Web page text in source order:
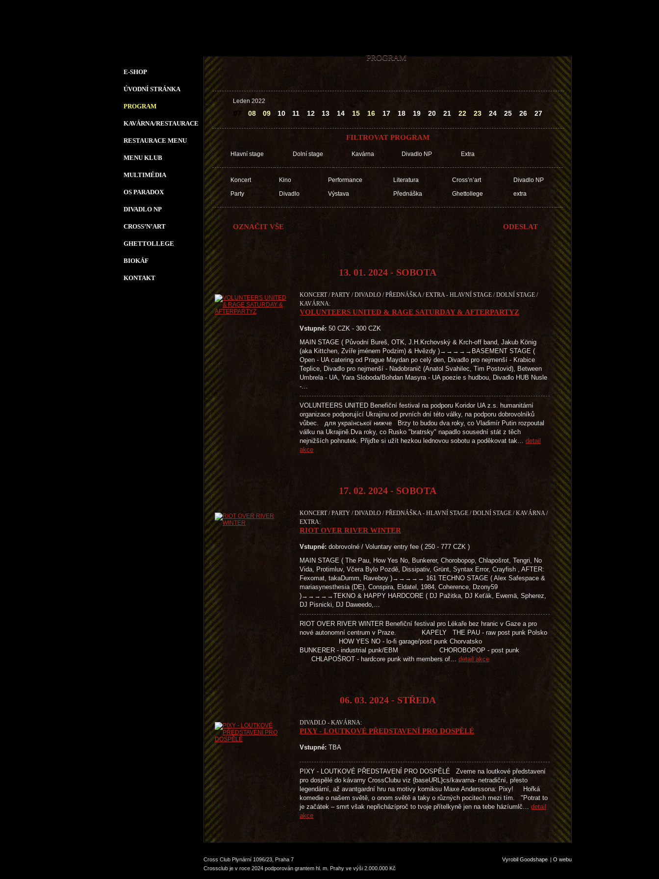
E-SHOP
ÚVODNÍ STRÁNKA
PROGRAM
KAVÁRNA/RESTAURACE
RESTAURACE MENU
MENU KLUB
MULTIMÉDIA
OS PARADOX
DIVADLO NP
CROSS’N’ART
GHETTOLLEGE
BIOKÁF
KONTAKT
PROGRAM
Leden 2022
07 08 09 10 11 12 13 14 15 16 17 18 19 20 21 22 23 24 25 26 27
FILTROVAT PROGRAM
Hlavní stage Dolní stage Kavárna Divadlo NP Extra
Koncert
Party
Kino
Divadlo
Performance
Výstava
Literatura
Přednáška
Cross’n’art
Ghettollege
Divadlo NP
extra
OZNAČIT VŠE
13. 01. 2024 - SOBOTA
KONCERT / PARTY / DIVADLO / PŘEDNÁŠKA / EXTRA - HLAVNÍ STAGE / DOLNÍ STAGE /
KAVÁRNA:
VOLUNTEERS UNITED & RAGE SATURDAY & AFTERPARTYZ
Vstupné: 50 CZK - 300 CZK
MAIN STAGE ( Původní Bureš, OTK, J.H.Krchovský & Krch-off band, Jakub König
(aka Kittchen, Zvíře jménem Podzim) & Hvězdy )→→→→→BASEMENT STAGE (
Open - UA catering od Prague Maydan po celý den, Divadlo pro nejmenší - Krabice
Teplice, Divadlo pro nejmenší - Nadobranič (Anatol Svahilec, Tim Postovid), Between
Umbrela - UA, Yara Sloboda/Bohdan Masyra - UA poezie s hudbou, Divadlo HUB Nusle
-…
VOLUNTEERS UNITED Benefiční festival na podporu Koridor UA z.s. humanitární
organizace podporující Ukrajinu od prvních dní této války, na podporu dobrovolníků
vůbec. для української нижче Brzy to budou dva roky, co Vladimír Putin rozpoutal
válku na Ukrajině.Dva roky, co Rusko "bratrsky" napadlo sousední stát z těch
nejnižších pohnutek. Přijďte si užít hezkou lednovou sobotu a poděkovat tak… detail
akce
17. 02. 2024 - SOBOTA
KONCERT / PARTY / DIVADLO / PŘEDNÁŠKA - HLAVNÍ STAGE / DOLNÍ STAGE / KAVÁRNA /
EXTRA:
RIOT OVER RIVER WINTER
Vstupné: dobrovolné / Voluntary entry fee ( 250 - 777 CZK )
MAIN STAGE ( The Pau, How Yes No, Bunkerer, Chorobopop, Chlapošrot, Tengri, No
Vida, Protimluv, Včera Bylo Pozdě, Dissipativ, Grünt, Syntax Error, Crayfish , AFTER:
Fexomat, takaDumm, Raveboy )→→→→→ 161 TECHNO STAGE ( Alex Safespace &
mariasynesthesia (DE), Conspira, Eldatel, 1984, Coherence, Dzony59
)→→→→→TEKNO & HAPPY HARDCORE ( DJ Pažitka, DJ Keťák, Ewemä, Spherez,
DJ Pisnicki, DJ Daweedo,…
RIOT OVER RIVER WINTER Benefiční festival pro Lékaře bez hranic v Gaze a pro
nové autonomní centrum v Praze. KAPELY THE PAU - raw post punk Polsko
HOW YES NO - lo-fi garage/post punk Chorvatsko
BUNKERER - industrial punk/EBM CHOROBOPOP - post punk
CHLAPOŠROT - hardcore punk with members of… detail akce
06. 03. 2024 - STŘEDA
DIVADLO - KAVÁRNA:
PIXY - LOUTKOVÉ PŘEDSTAVENÍ PRO DOSPĚLÉ
Vstupné: TBA
PIXY - LOUTKOVÉ PŘEDSTAVENÍ PRO DOSPĚLÉ Zveme na loutkové představení
pro dospělé do kávarny CrossClubu viz {baseURL}cs/kavarna- netradiční, přesto
legendární, až avantgardní hru na motivy komiksu Maxe Anderssona: Pixy! Hořká
komedie o našem světě, o onom světě a taky o různých pocitech mezi tím. "Potrat to
je začátek – smrt však nepřicházíproč to tvoje přítelkyně jen na tebe házíumlč… detail
akce
Cross Club Plynární 1096/23, Praha 7 Vyrobil Goodshape | O webu
Crossclub je v roce 2024 podporován grantem hl. m. Prahy ve výši 2.000.000 Kč